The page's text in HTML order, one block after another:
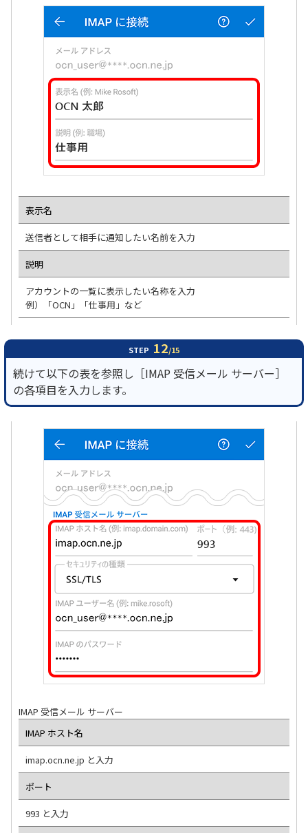
表示名
送信者として相手に通知したい名前を入力
説明
アカウントの一覧に表示したい名称を入力
例）「OCN」「仕事用」など
STEP 12/15
続けて以下の表を参照し［IMAP 受信メール サーバー］
の各項目を入力します。
IMAP 受信メール サーバー
IMAP ホスト名
imap.ocn.ne.jp と入力
ポート
993 と入力